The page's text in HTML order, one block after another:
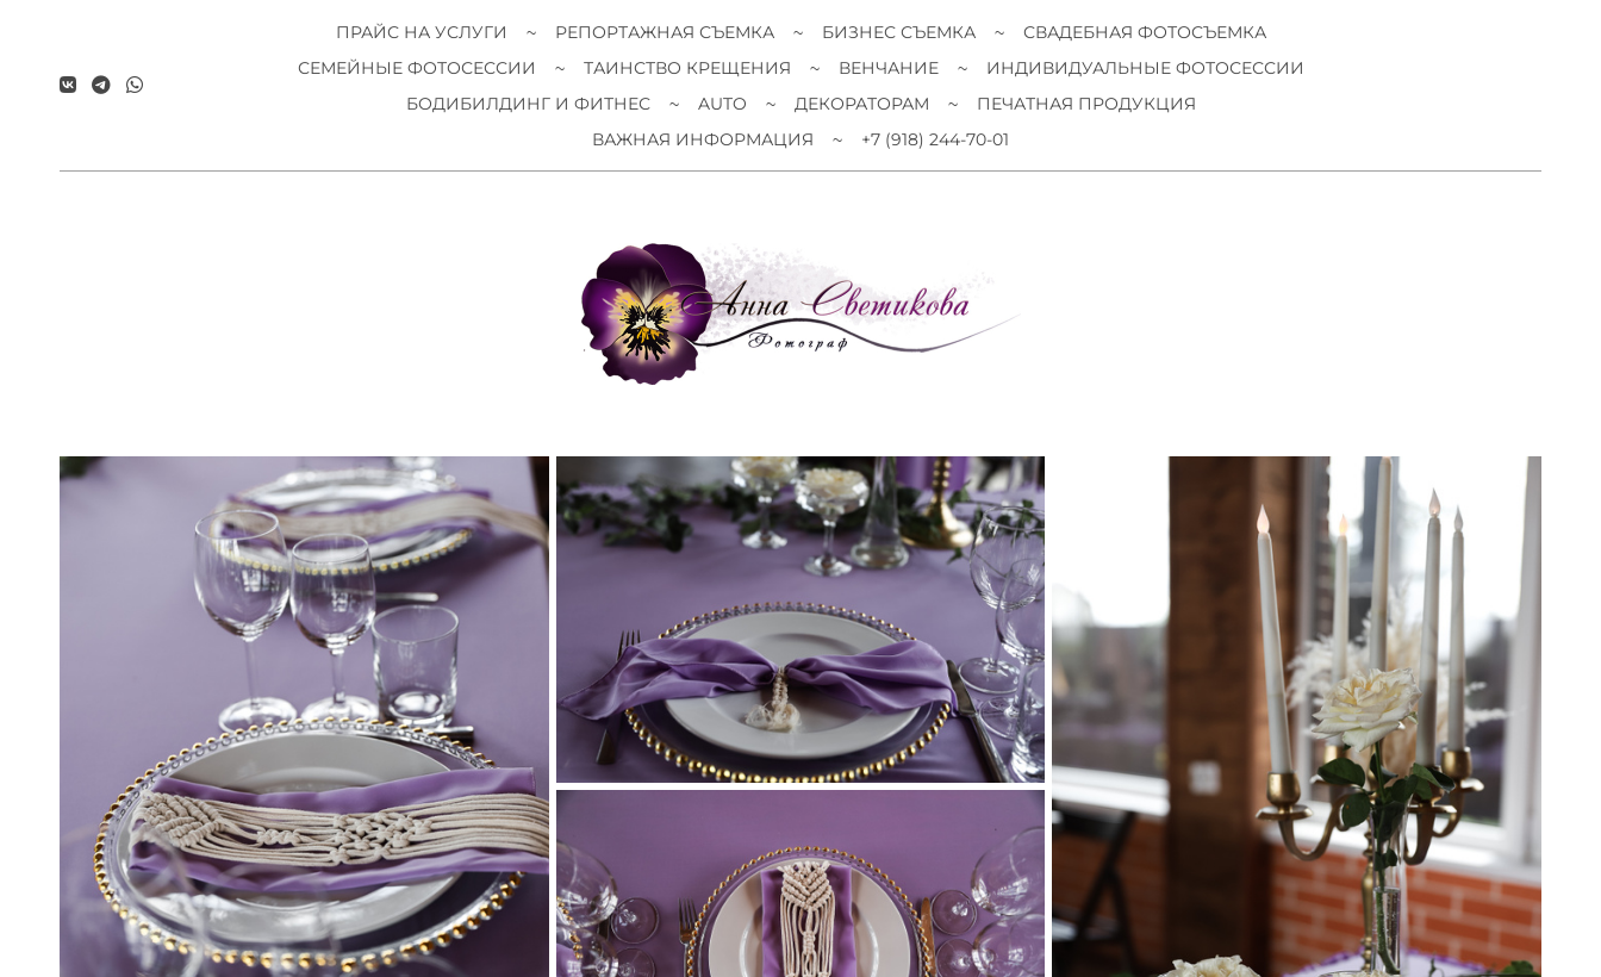
ПРАЙС НА УСЛУГИ РЕПОРТАЖНАЯ СЪЕМКА БИЗНЕС СЪЕМКА
СВАДЕБНАЯ ФОТОСЪЕМКА
СЕМЕЙНЫЕ ФОТОСЕССИИ
ТАИНСТВО КРЕЩЕНИЯ ВЕНЧАНИЕ
ИНДИВИДУАЛЬНЫЕ ФОТОСЕССИИ
БОДИБИЛДИНГ И ФИТНЕС
AUTO ДЕКОРАТОРАМ
ПЕЧАТНАЯ ПРОДУКЦИЯ
ВАЖНАЯ ИНФОРМАЦИЯ
+7 (918) 244-70-01